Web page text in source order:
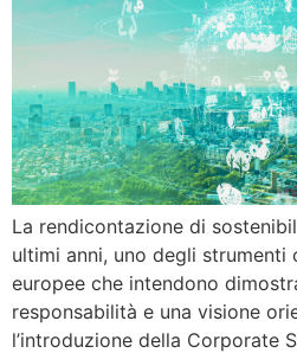
La rendicontazione di
ultimi anni, uno degli strumenti
europee che intendono
responsabilità e una visione
l’introduzione della Corporate